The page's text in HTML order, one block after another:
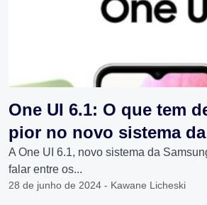
One UI 6.1: O que tem
pior no novo sistema
A One UI 6.1, novo sistema da
falar entre os...
28 de junho de 2024 - Kawane Licheski